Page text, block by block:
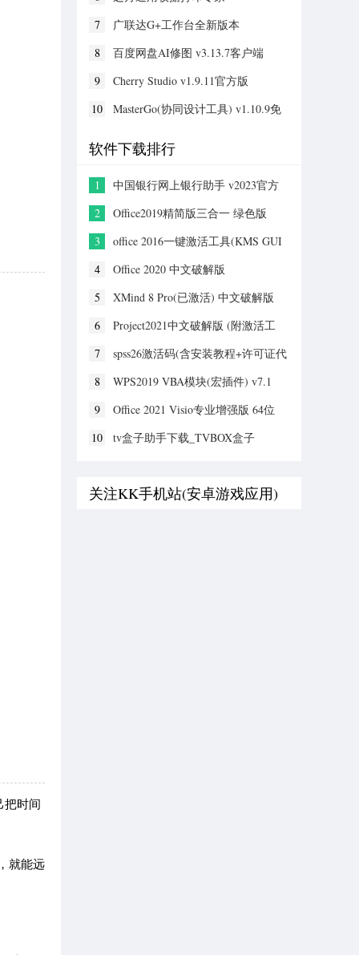
把时间
就能远
7
广联达G+工作台全新版本
8
百度网盘AI修图 v3.13.7客户端
9
Cherry Studio v1.9.11官方版
10
MasterGo(协同设计工具) v1.10.9免
软件下载排行
1
中国银行网上银行助手 v2023官方
2
Office2019精简版三合一 绿色版
3
office 2016一键激活工具(KMS GUI
4
Office 2020 中文破解版
5
XMind 8 Pro(已激活) 中文破解版
6
Project2021中文破解版 (附激活工
7
spss26激活码(含安装教程+许可证代
8
WPS2019 VBA模块(宏插件) v7.1
9
Office 2021 Visio专业增强版 64位
10
tv盒子助手下载_TVBOX盒子
关注KK手机站(安卓游戏应用)